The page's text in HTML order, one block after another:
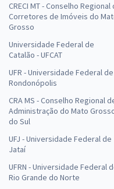
CRECI MT - Conselho Regional
Corretores de Imóveis do
Grosso
Universidade Federal de
Catalão - UFCAT
UFR - Universidade Federal de
Rondonópolis
CRA MS - Conselho Regional
Administração do Mato
do Sul
UFJ - Universidade Federal de
Jataí
UFRN - Universidade Federal
Rio Grande do Norte